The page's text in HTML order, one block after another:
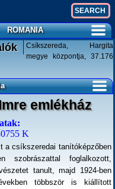
ROMANIA
Csíkszereda, Hargita
megye központja, 37.176
emlékház
K
a csíkszeredai tanítóképzőben
szobrászattal foglalkozott,
tanult, majd 1924-ben
többször is kiállított